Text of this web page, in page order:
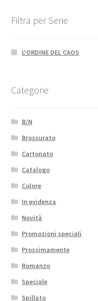
Filtra per Serie
L'ORDINE DEL CAOS
Categorie
B/N
Brossurato
Cartonato
Catalogo
Colore
In evidenza
Novità
Promozioni speciali
Prossimamente
Romanzo
Speciale
Spillato